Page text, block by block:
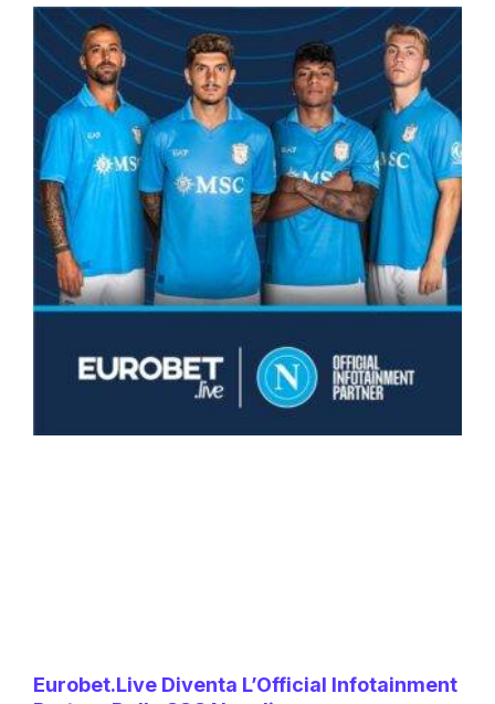
Eurobet.live Diventa L’Official Infotainment